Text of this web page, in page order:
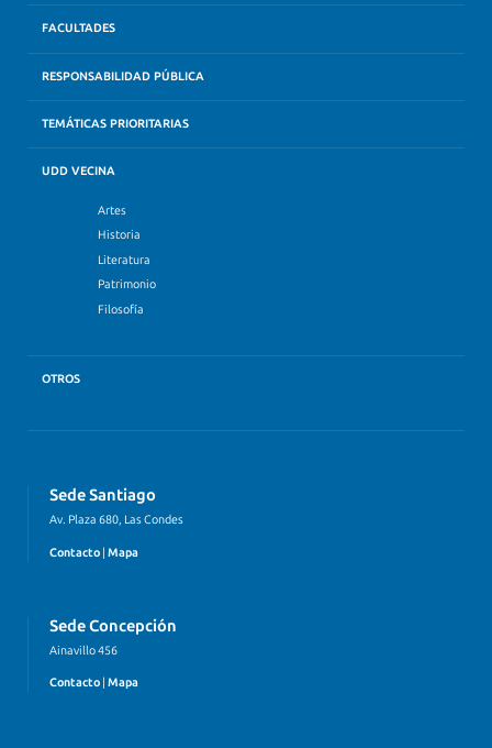
FACULTADES
RESPONSABILIDAD PÚBLICA
TEMÁTICAS PRIORITARIAS
UDD VECINA
Artes
Historia
Literatura
Patrimonio
Filosofía
OTROS
Sede Santiago
Av. Plaza 680, Las Condes
Contacto | Mapa
Sede Concepción
Ainavillo 456
Contacto Mapa